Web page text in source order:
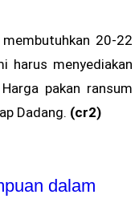
20-22
harus menyediakan
pakan ransum
Dadang. (cr2)
dalam